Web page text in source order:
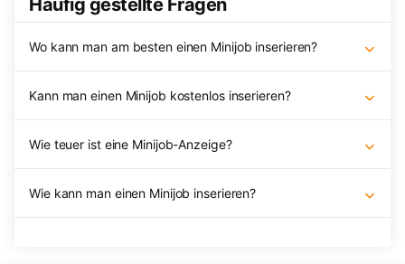
Häufig gestellte Fragen
Wo kann man am besten einen Minijob inserieren?
Kann man einen Minijob kostenlos inserieren?
Wie teuer ist eine Minijob-Anzeige?
Wie kann man einen Minijob inserieren?